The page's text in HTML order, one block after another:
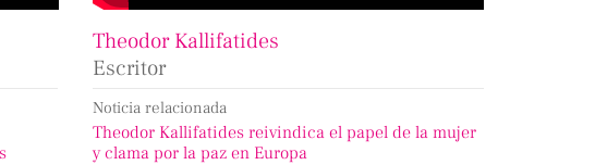
Theodor Kallifatides
Escritor
Noticia relacionada
Theodor Kallifatides reivindica el papel de la mujer
y clama por la paz en Europa